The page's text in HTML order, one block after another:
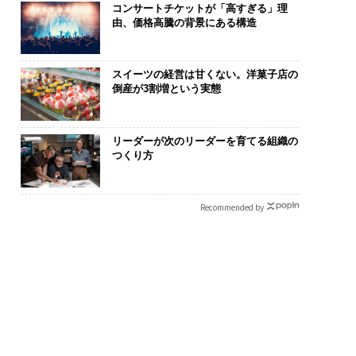
コンサートチケットが「高すぎる」理
由、価格高騰の背景にある構造
スイーツの経営は甘くない。洋菓子店の
倒産が3割増という実態
リーダーが次のリーダーを育てる組織の
つくり方
Recommended by